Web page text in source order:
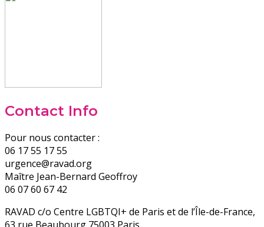
Contact Info
Pour nous contacter :
06 17 55 17 55
urgence@ravad.org
Maître Jean-Bernard Geoffroy
06 07 60 67 42
RAVAD c/o Centre LGBTQI+ de Paris et de l’Île-de-France,